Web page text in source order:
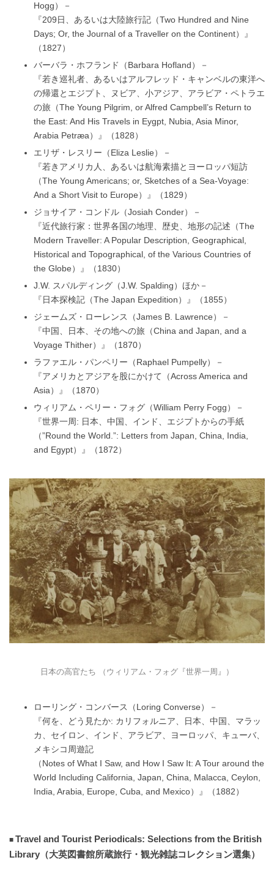
Hogg）－
『209日、あるいは大陸旅行記（Two Hundred and Nine
Days; Or, the Journal of a Traveller on the Continent）』
（1827）
バーバラ・ホフランド（Barbara Hofland）－
『若き巡礼者、あるいはアルフレッド・キャンベルの東洋へ
の帰還とエジプト、ヌビア、小アジア、アラビア・ペトラエ
の旅（The Young Pilgrim, or Alfred Campbell’s Return to
the East: And His Travels in Eygpt, Nubia, Asia Minor,
Arabia Petræa）』（1828）
エリザ・レスリー（Eliza Leslie）－
『若きアメリカ人、あるいは航海素描とヨーロッパ短訪
（The Young Americans; or, Sketches of a Sea-Voyage:
And a Short Visit to Europe）』（1829）
ジョサイア・コンドル（Josiah Conder）－
『近代旅行家：世界各国の地理、歴史、地形の記述（The
Modern Traveller: A Popular Description, Geographical,
Historical and Topographical, of the Various Countries of
the Globe）』（1830）
J.W. スパルディング（J.W. Spalding）ほか－
『日本探検記（The Japan Expedition）』（1855）
ジェームズ・ローレンス（James B. Lawrence）－
『中国、日本、その地への旅（China and Japan, and a
Voyage Thither）』（1870）
ラファエル・パンペリー（Raphael Pumpelly）－
『アメリカとアジアを股にかけて（Across America and
Asia）』（1870）
ウィリアム・ペリー・フォグ（William Perry Fogg）－
『世界一周: 日本、中国、インド、エジプトからの手紙
（”Round the World.”: Letters from Japan, China, India,
and Egypt）』（1872）
日本の高官たち （ウィリアム・フォグ『世界一周』）
ローリング・コンバース（Loring Converse）－
『何を、どう見たか: カリフォルニア、日本、中国、マラッ
カ、セイロン、インド、アラビア、ヨーロッパ、キューバ、
メキシコ周遊記
（Notes of What I Saw, and How I Saw It: A Tour around the
World Including California, Japan, China, Malacca, Ceylon,
India, Arabia, Europe, Cuba, and Mexico）』（1882）
Travel and Tourist Periodicals: Selections from the British
Library（大英図書館所蔵旅行・観光雑誌コレクション選集）